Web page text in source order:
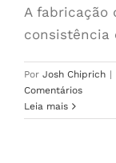
A fabricação
consistência
Por Josh Chiprich |
Comentários
Leia mais